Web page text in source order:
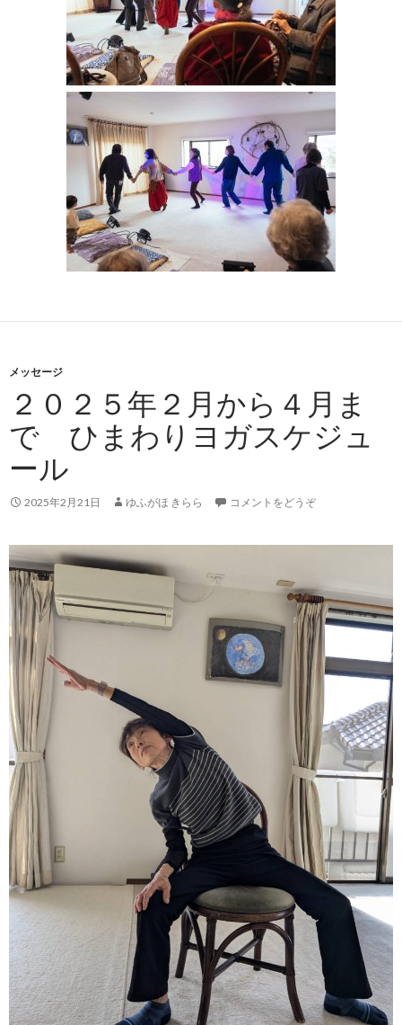
メッセージ
２０２５年２月から４月ま
で ひまわりヨガスケジュ
ール
2025年2月21日 ゆふがほ きらら コメントをどうぞ